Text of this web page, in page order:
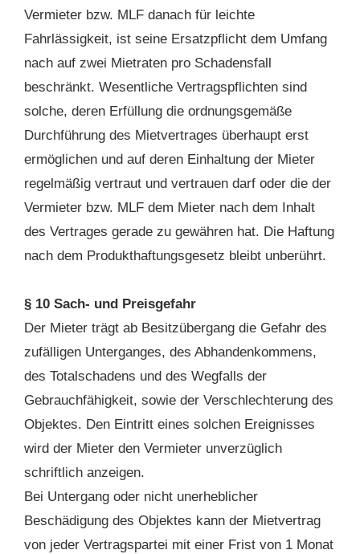
Vermieter bzw. MLF danach für leichte
Fahrlässigkeit, ist seine Ersatzpflicht dem Umfang
nach auf zwei Mietraten pro Schadensfall
beschränkt. Wesentliche Vertragspflichten sind
solche, deren Erfüllung die ordnungsgemäße
Durchführung des Mietvertrages überhaupt erst
ermöglichen und auf deren Einhaltung der Mieter
regelmäßig vertraut und vertrauen darf oder die der
Vermieter bzw. MLF dem Mieter nach dem Inhalt
des Vertrages gerade zu gewähren hat. Die Haftung
nach dem Produkthaftungsgesetz bleibt unberührt.
§ 10 Sach- und Preisgefahr
Der Mieter trägt ab Besitzübergang die Gefahr des
zufälligen Unterganges, des Abhandenkommens,
des Totalschadens und des Wegfalls der
Gebrauchfähigkeit, sowie der Verschlechterung des
Objektes. Den Eintritt eines solchen Ereignisses
wird der Mieter den Vermieter unverzüglich
schriftlich anzeigen.
Bei Untergang oder nicht unerheblicher
Beschädigung des Objektes kann der Mietvertrag
von jeder Vertragspartei mit einer Frist von 1 Monat